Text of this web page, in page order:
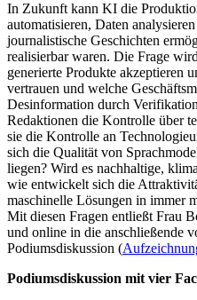
In Zukunft kann KI die
automatisieren, Daten
journalistische Geschichten
realisierbar waren. Die Frage
generierte Produkte akzeptieren
vertrauen und welche
Desinformation durch
Redaktionen die Kontrolle über
sie die Kontrolle an
sich die Qualität von
liegen? Wird es nachhaltige,
wie entwickelt sich die
maschinelle Lösungen in immer
Mit diesen Fragen entließt Frau
und online in die anschließende
Podiumsdiskussion (
Podiumsdiskussion mit vier